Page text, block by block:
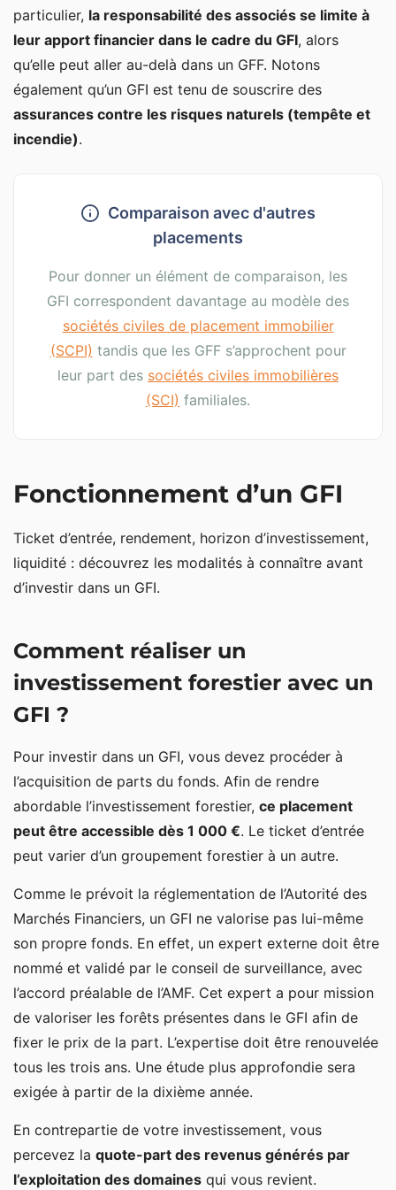
particulier, la responsabilité des associés se limite à
leur apport financier dans le cadre du GFI, alors
qu’elle peut aller au-delà dans un GFF. Notons
également qu’un GFI est tenu de souscrire des
assurances contre les risques naturels (tempête et
incendie).
Comparaison avec d'autres
placements
Pour donner un élément de comparaison, les
GFI correspondent davantage au modèle des
sociétés civiles de placement immobilier
(SCPI) tandis que les GFF s’approchent pour
leur part des sociétés civiles immobilières
(SCI) familiales.
Fonctionnement d’un GFI
Ticket d’entrée, rendement, horizon d’investissement,
liquidité : découvrez les modalités à connaître avant
d’investir dans un GFI.
Comment réaliser un
investissement forestier avec un
GFI ?
Pour investir dans un GFI, vous devez procéder à
l’acquisition de parts du fonds. Afin de rendre
abordable l’investissement forestier, ce placement
peut être accessible dès 1 000 €. Le ticket d’entrée
peut varier d’un groupement forestier à un autre.
Comme le prévoit la réglementation de l’Autorité des
Marchés Financiers, un GFI ne valorise pas lui-même
son propre fonds. En effet, un expert externe doit être
nommé et validé par le conseil de surveillance, avec
l’accord préalable de l’AMF. Cet expert a pour mission
de valoriser les forêts présentes dans le GFI afin de
fixer le prix de la part. L’expertise doit être renouvelée
tous les trois ans. Une étude plus approfondie sera
exigée à partir de la dixième année.
En contrepartie de votre investissement, vous
percevez la quote-part des revenus générés par
l’exploitation des domaines qui vous revient.